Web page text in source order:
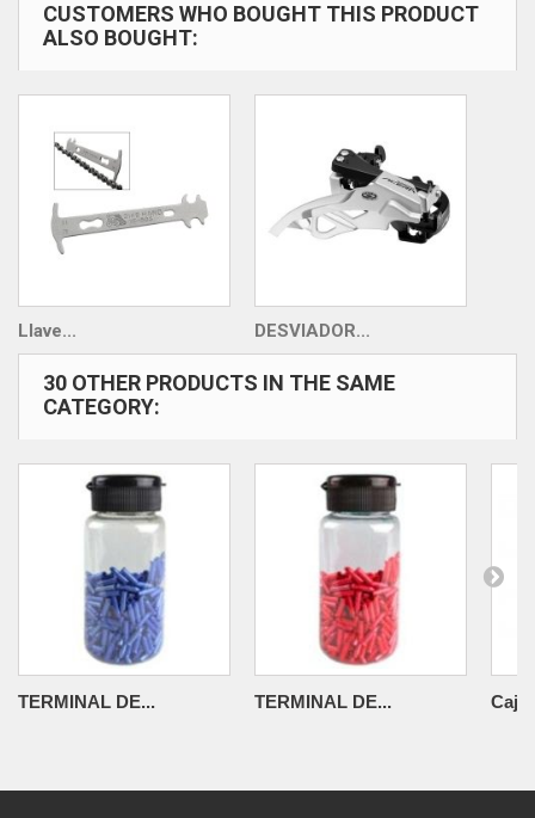
CUSTOMERS WHO BOUGHT THIS PRODUCT
ALSO BOUGHT:
Llave... DESVIADOR...
30 OTHER PRODUCTS IN THE SAME
CATEGORY:
TERMINAL DE... TERMINAL DE... Caja